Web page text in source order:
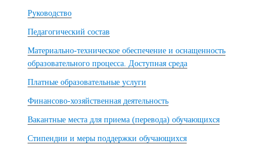
Руководство
Педагогический состав
Материально-техническое обеспечение и оснащенность
образовательного процесса. Доступная среда
Платные образовательные услуги
Финансово-хозяйственная деятельность
Вакантные места для приема (перевода) обучающихся
Стипендии и меры поддержки обучающихся